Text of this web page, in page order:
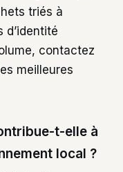
triés à
d’identité
contactez
meilleures
t-elle à
local ?